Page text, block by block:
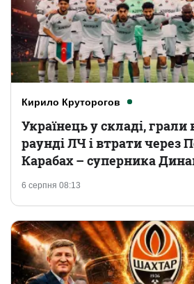
Кирило Круторогов
6 серпня 08:13
Українець у складі,
раунді ЛЧ і втрати через
Карабах – суперника